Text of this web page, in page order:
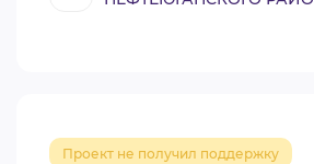
Проект не получил поддержку